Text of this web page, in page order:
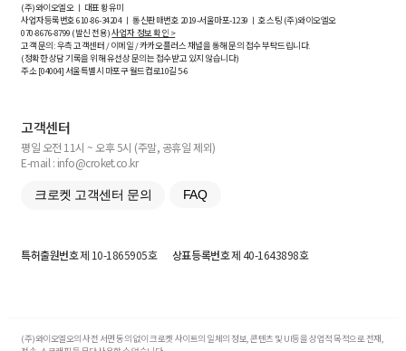
(주)와이오엘오 ㅣ 대표 황유미
사업자등록번호610-86-34204ㅣ 통신판매번호 2019-서울마포-1239 ㅣ 호스팅 (주)와이오엘오
070-8676-8799 (발신 전용)사업자 정보 확인 >
고객 문의: 우측 고객센터 / 이메일 / 카카오플러스 채널을 통해 문의 접수 부탁드립니다.
(정확한 상담 기록을 위해 유선상 문의는 접수받고 있지 않습니다)
주소 [04004] 서울특별시 마포구 월드컵로10길5-6
고객센터
평일 오전 11시 ~ 오후 5시 (주말, 공휴일 제외)
E-mail : info@croket.co.kr
크로켓 고객센터 문의 FAQ
특허출원번호제 10-1865905호 상표등록번호제 40-1643898호
(주)와이오엘오의 사전 서면 동의 없이 크로켓 사이트의 일체의 정보, 콘텐츠 및 UI등을 상업적 목적으로 전재,